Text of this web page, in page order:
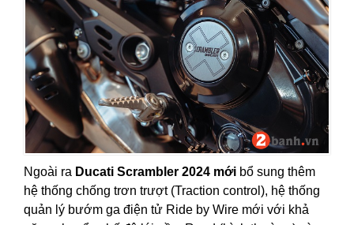
Ngoài ra Ducati Scrambler 2024 mới bổ sung thêm
hệ thống chống trơn trượt (Traction control), hệ thống
quản lý bướm ga điện tử Ride by Wire mới với khả